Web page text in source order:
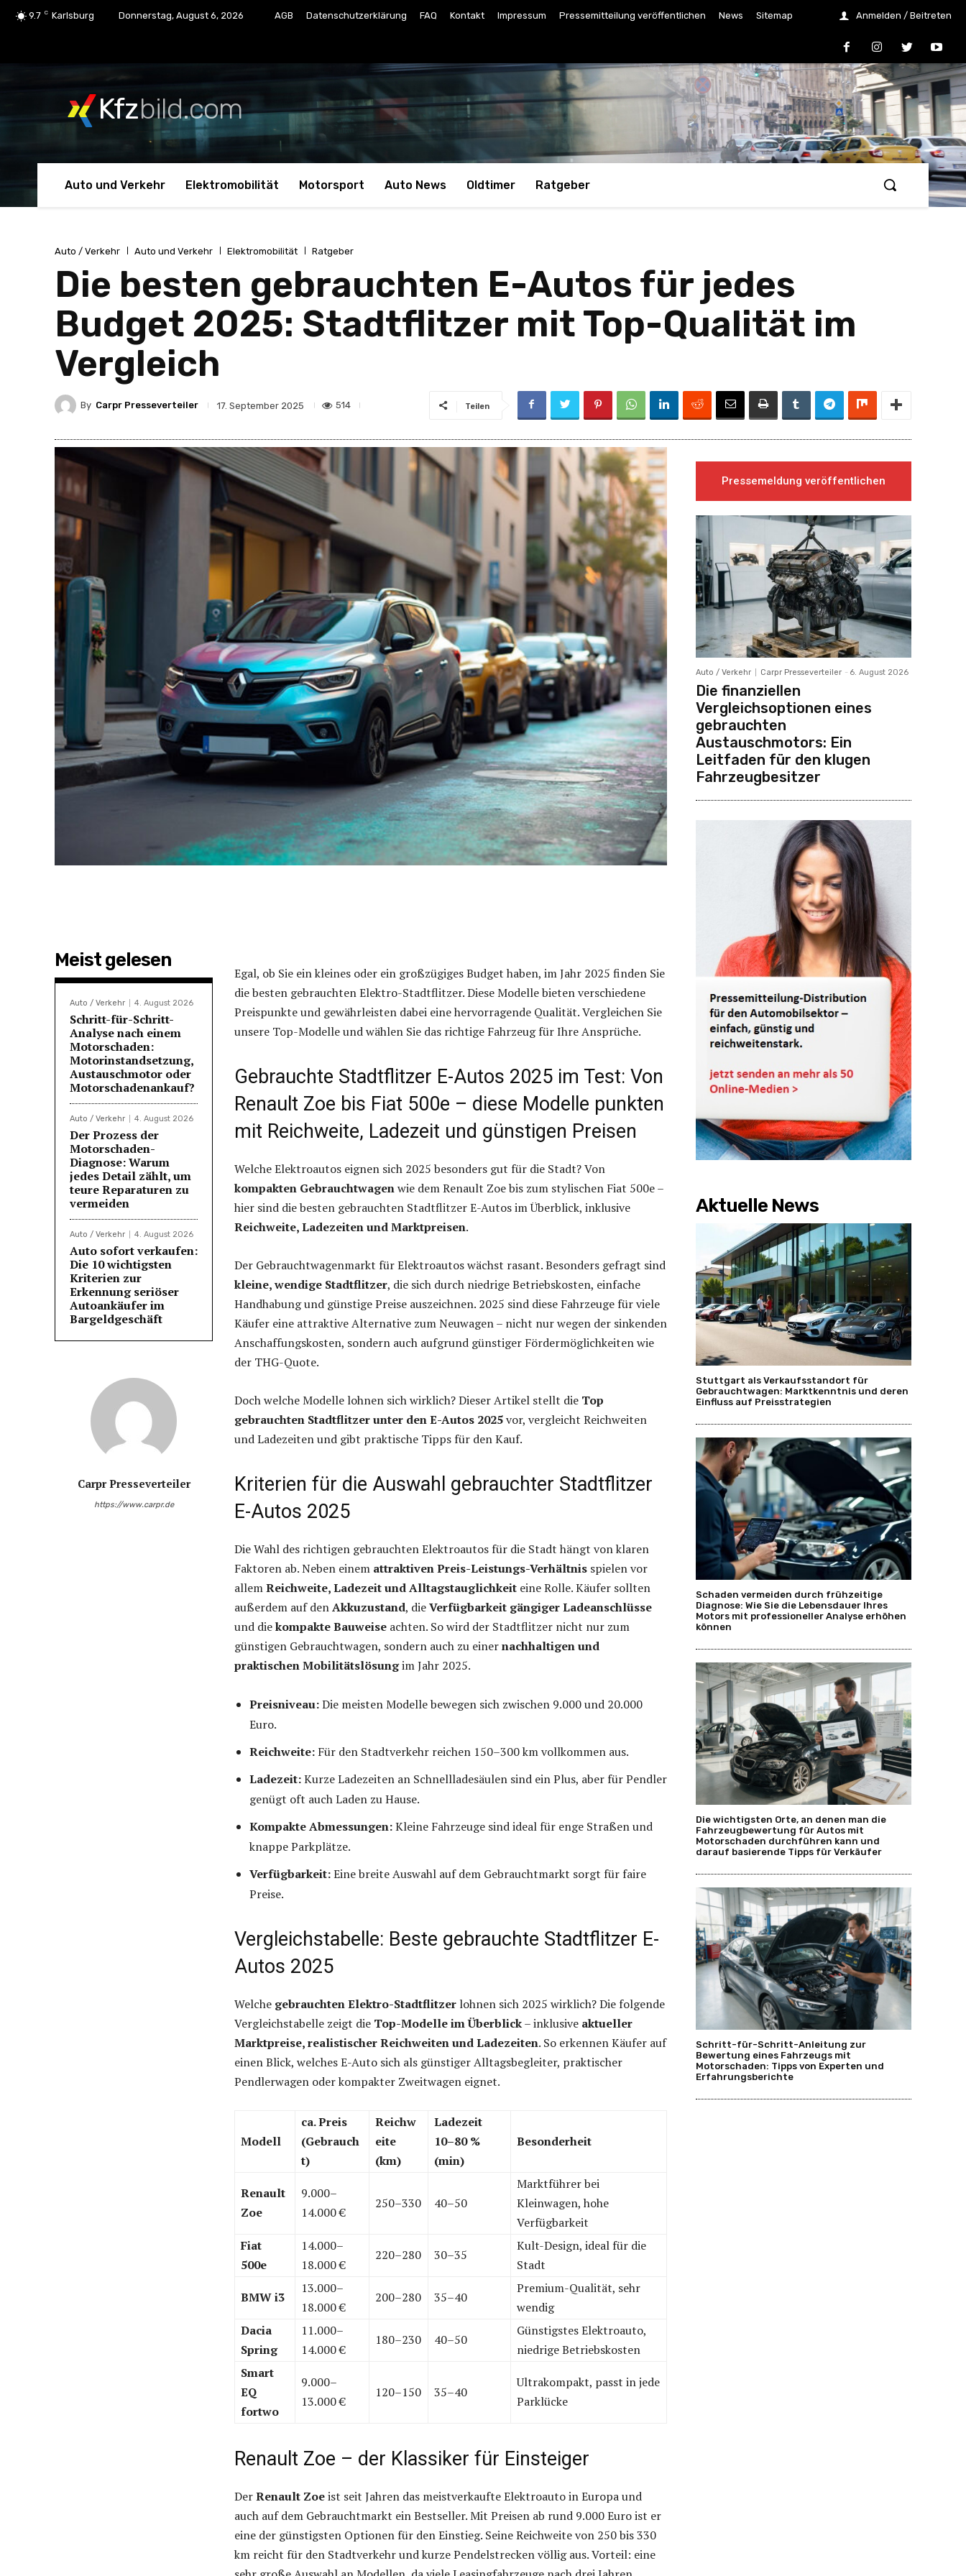
9.7 C Karlsburg Donnerstag, August 6, 2026 AGB Datenschutzerklärung FAQ Kontakt Impressum Pressemitteilung veröffentlichen News Sitemap Anmelden / Beitreten
Kfzbild.com
Auto und Verkehr Elektromobilität Motorsport Auto News Oldtimer Ratgeber
Auto / Verkehr Auto und Verkehr Elektromobilität Ratgeber
Die besten gebrauchten E-Autos für jedes
Budget 2025: Stadtflitzer mit Top-Qualität im
Vergleich
By Carpr Presseverteiler 17. September 2025 514 Teilen
Meist gelesen
Auto / Verkehr 4. August 2026
Schritt-für-Schritt-
Analyse nach einem
Motorschaden:
Motorinstandsetzung,
Austauschmotor oder
Motorschadenankauf?
Auto / Verkehr 4. August 2026
Der Prozess der
Motorschaden-
Diagnose: Warum
jedes Detail zählt, um
teure Reparaturen zu
vermeiden
Auto / Verkehr 4. August 2026
Auto sofort verkaufen:
Die 10 wichtigsten
Kriterien zur
Erkennung seriöser
Autoankäufer im
Bargeldgeschäft
Carpr Presseverteiler
https://www.carpr.de
Egal, ob Sie ein kleines oder ein großzügiges Budget haben, im Jahr 2025 finden Sie
die besten gebrauchten Elektro-Stadtflitzer. Diese Modelle bieten verschiedene
Preispunkte und gewährleisten dabei eine hervorragende Qualität. Vergleichen Sie
unsere Top-Modelle und wählen Sie das richtige Fahrzeug für Ihre Ansprüche.
Gebrauchte Stadtflitzer E-Autos 2025 im Test: Von
Renault Zoe bis Fiat 500e – diese Modelle punkten
mit Reichweite, Ladezeit und günstigen Preisen
Welche Elektroautos eignen sich 2025 besonders gut für die Stadt? Von
kompakten Gebrauchtwagenwie dem Renault Zoe bis zum stylischen Fiat 500e –
hier sind die besten gebrauchten Stadtflitzer E-Autos im Überblick, inklusive
Reichweite, Ladezeiten und Marktpreisen.
Der Gebrauchtwagenmarkt für Elektroautos wächst rasant. Besonders gefragt sind
kleine, wendige Stadtflitzer, die sich durch niedrige Betriebskosten, einfache
Handhabung und günstige Preise auszeichnen. 2025 sind diese Fahrzeuge für viele
Käufer eine attraktive Alternative zum Neuwagen – nicht nur wegen der sinkenden
Anschaffungskosten, sondern auch aufgrund günstiger Fördermöglichkeiten wie
der THG-Quote.
Doch welche Modelle lohnen sich wirklich? Dieser Artikel stellt die Top
gebrauchten Stadtflitzer unter den E-Autos 2025vor, vergleicht Reichweiten
und Ladezeiten und gibt praktische Tipps für den Kauf.
Kriterien für die Auswahl gebrauchter Stadtflitzer
E-Autos 2025
Die Wahl des richtigen gebrauchten Elektroautos für die Stadt hängt von klaren
Faktoren ab. Neben einem attraktiven Preis-Leistungs-Verhältnis spielen vor
allemReichweite, Ladezeit und Alltagstauglichkeit eine Rolle. Käufer sollten
außerdem auf denAkkuzustand, dieVerfügbarkeit gängiger Ladeanschlüsse
und diekompakte Bauweise achten. So wird der Stadtflitzer nicht nur zum
günstigen Gebrauchtwagen, sondern auch zu einernachhaltigen und
praktischen Mobilitätslösungim Jahr 2025.
Preisniveau:Die meisten Modelle bewegen sich zwischen 9.000 und 20.000
Euro.
Reichweite: Für den Stadtverkehr reichen 150–300 km vollkommen aus.
Ladezeit:Kurze Ladezeiten an Schnellladesäulen sind ein Plus, aber für Pendler
genügt oft auch Laden zu Hause.
Kompakte Abmessungen:Kleine Fahrzeuge sind ideal für enge Straßen und
knappe Parkplätze.
Verfügbarkeit:Eine breite Auswahl auf dem Gebrauchtmarkt sorgt für faire
Preise.
Vergleichstabelle: Beste gebrauchte Stadtflitzer E-
Autos 2025
Welche gebrauchten Elektro-Stadtflitzer lohnen sich 2025 wirklich? Die folgende
Vergleichstabelle zeigt die Top-Modelle im Überblick– inklusive aktueller
Marktpreise, realistischer Reichweiten und Ladezeiten. So erkennen Käufer auf
einen Blick, welches E-Auto sich als günstiger Alltagsbegleiter, praktischer
Pendlerwagen oder kompakter Zweitwagen eignet.
Modell
ca. Preis
(Gebrauch
t)
Reichw
eite
(km)
Ladezeit
10–80 %
(min)
Besonderheit
Renault
Zoe
9.000–
14.000 €
250–330 40–50
Marktführer bei
Kleinwagen, hohe
Verfügbarkeit
Fiat
500e
14.000–
18.000 €
220–280 30–35
Kult-Design, ideal für die
Stadt
BMW i3
13.000–
18.000 €
200–280 35–40
Premium-Qualität, sehr
wendig
Dacia
Spring
11.000–
14.000 €
180–230 40–50
Günstigstes Elektroauto,
niedrige Betriebskosten
Smart
EQ
fortwo
9.000–
13.000 €
120–150 35–40
Ultrakompakt, passt in jede
Parklücke
Renault Zoe – der Klassiker für Einsteiger
DerRenault Zoeist seit Jahren das meistverkaufte Elektroauto in Europa und
auch auf dem Gebrauchtmarkt ein Bestseller. Mit Preisen ab rund 9.000 Euro ist er
eine der günstigsten Optionen für den Einstieg. Seine Reichweite von 250 bis 330
km reicht für den Stadtverkehr und kurze Pendelstrecken völlig aus. Vorteil: eine
Pressemeldung veröffentlichen
Auto / Verkehr Carpr Presseverteiler - 6. August 2026
Die finanziellen
Vergleichsoptionen eines
gebrauchten
Austauschmotors: Ein
Leitfaden für den klugen
Fahrzeugbesitzer
Aktuelle News
Stuttgart als Verkaufsstandort für
Gebrauchtwagen: Marktkenntnis und deren
Einfluss auf Preisstrategien
Schaden vermeiden durch frühzeitige
Diagnose: Wie Sie die Lebensdauer Ihres
Motors mit professioneller Analyse erhöhen
können
Die wichtigsten Orte, an denen man die
Fahrzeugbewertung für Autos mit
Motorschaden durchführen kann und
darauf basierende Tipps für Verkäufer
Schritt-für-Schritt-Anleitung zur
Bewertung eines Fahrzeugs mit
Motorschaden: Tipps von Experten und
Erfahrungsberichte